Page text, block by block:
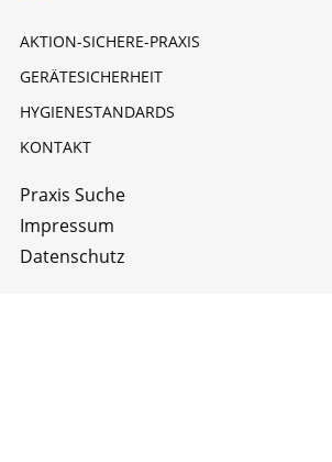
AKTION-SICHERE-PRAXIS
GERÄTESICHERHEIT
HYGIENESTANDARDS
KONTAKT
Praxis Suche
Impressum
Datenschutz